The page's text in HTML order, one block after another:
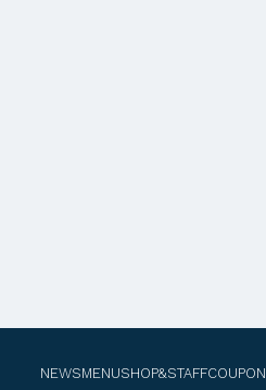
NEWSMENUSHOP&STAFFCOUPON